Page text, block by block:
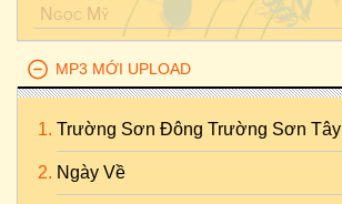
Ngọc Mỹ
MP3 MỚI UPLOAD
Trường Sơn Đông Trường Sơn Tây
Ngày Về